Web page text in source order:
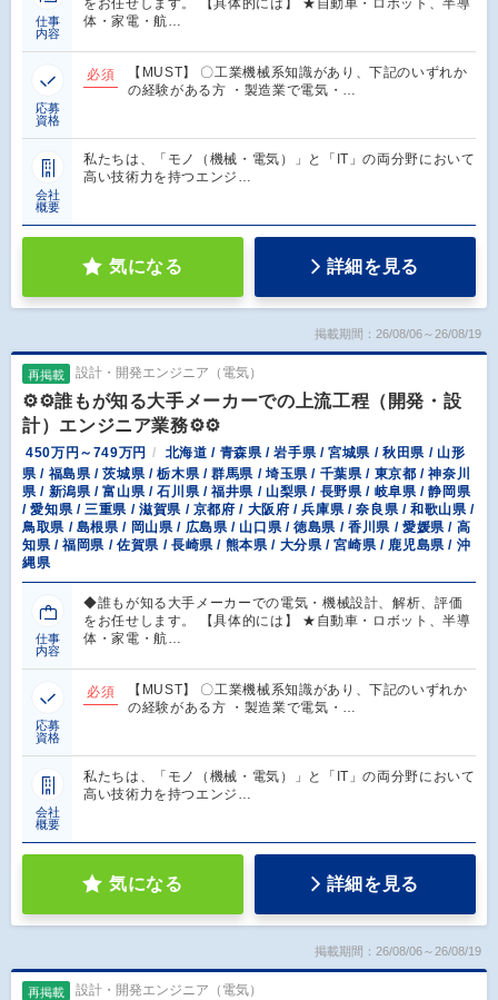
仕事
内容
をお任せします。 【具体的には】 ★自動車・ロボット、半導
体・家電・航…
応募
資格
必須
【MUST】 〇工業機械系知識があり、下記のいずれか
の経験がある方 ・製造業で電気・…
会社
概要
私たちは、「モノ（機械・電気）」と「IT」の両分野において
高い技術力を持つエンジ…
気になる 詳細を見る
掲載期間：26/08/06～26/08/19
再掲載 設計・開発エンジニア（電気）
⚙️⚙️誰もが知る大手メーカーでの上流工程（開発・設
計）エンジニア業務⚙️⚙️
450万円～749万円
北海道 / 青森県 / 岩手県 / 宮城県 / 秋田県 / 山形
県 / 福島県 / 茨城県 / 栃木県 / 群馬県 / 埼玉県 / 千葉県 / 東京都 / 神奈川
県 / 新潟県 / 富山県 / 石川県 / 福井県 / 山梨県 / 長野県 / 岐阜県 / 静岡県
/ 愛知県 / 三重県 / 滋賀県 / 京都府 / 大阪府 / 兵庫県 / 奈良県 / 和歌山県 /
鳥取県 / 島根県 / 岡山県 / 広島県 / 山口県 / 徳島県 / 香川県 / 愛媛県 / 高
知県 / 福岡県 / 佐賀県 / 長崎県 / 熊本県 / 大分県 / 宮崎県 / 鹿児島県 / 沖
縄県
仕事
内容
◆誰もが知る大手メーカーでの電気・機械設計、解析、評価
をお任せします。 【具体的には】 ★自動車・ロボット、半導
体・家電・航…
応募
資格
必須
【MUST】 〇工業機械系知識があり、下記のいずれか
の経験がある方 ・製造業で電気・…
会社
概要
私たちは、「モノ（機械・電気）」と「IT」の両分野において
高い技術力を持つエンジ…
気になる 詳細を見る
掲載期間：26/08/06～26/08/19
再掲載 設計・開発エンジニア（電気）